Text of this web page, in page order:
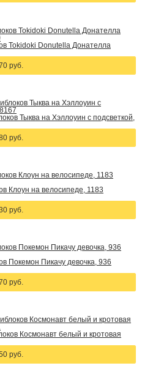
Tokidoki Donutella Донателла
руб.
Тыква на Хэллоуин с подсветкой,
руб.
Клоун на велосипеде, 1183
руб.
Покемон Пикачу девочка, 936
руб.
Космонавт белый и кротовая
руб.